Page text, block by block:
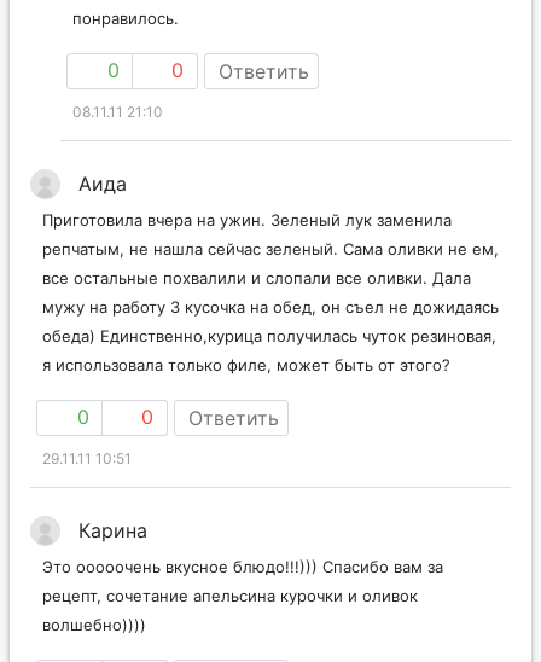
понравилось.
0 0 Ответить
08.11.11 21:10
Аида
Приготовила вчера на ужин. Зеленый лук заменила
репчатым, не нашла сейчас зеленый. Сама оливки не ем,
все остальные похвалили и слопали все оливки. Дала
мужу на работу 3 кусочка на обед, он съел не дожидаясь
обеда) Единственно,курица получилась чуток резиновая,
я использовала только филе, может быть от этого?
0 0 Ответить
29.11.11 10:51
Карина
Это ооооочень вкусное блюдо!!!))) Спасибо вам за
рецепт, сочетание апельсина курочки и оливок
волшебно))))